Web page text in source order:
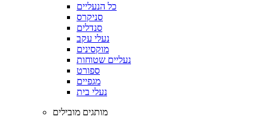
כל הנעליים
סניקרס
סנדלים
נעלי עקב
מוקסינים
נעליים שטוחות
ספורט
מגפיים
נעלי בית
מותגים מובילים